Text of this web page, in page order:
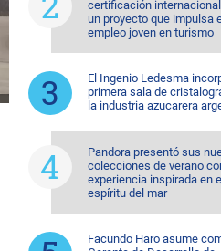
certificación
un proyecto que impulsa
empleo joven en turismo
El Ingenio Ledesma
primera sala de
la industria azucarera
Pandora presentó sus
colecciones de verano
experiencia inspirada en
espíritu del mar
Facundo Haro asume